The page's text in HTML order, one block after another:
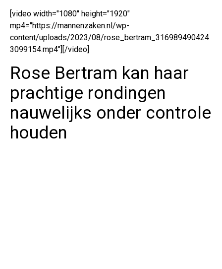
[video width="1080" height="1920"
mp4="https://mannenzaken.nl/wp-
content/uploads/2023/08/rose_bertram_316989490424
3099154.mp4"][/video]
Rose Bertram kan haar
prachtige rondingen
nauwelijks onder controle
houden